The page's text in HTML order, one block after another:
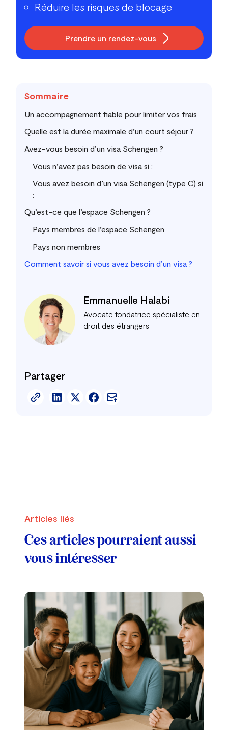
Sommaire
Un accompagnement fiable pour limiter vos frais
Quelle est la durée maximale d’un court séjour ?
Avez-vous besoin d’un visa Schengen ?
Vous n’avez pas besoin de visa si :
Vous avez besoin d’un visa Schengen (type C) si
:
Qu’est-ce que l’espace Schengen ?
Pays membres de l’espace Schengen
Pays non membres
Comment savoir si vous avez besoin d’un visa ?
Emmanuelle Halabi
Avocate fondatrice spécialiste en
droit des étrangers
Partager
Réduire les risques de blocage
Prendre un rendez-vous
Articles liés
Ces articles pourraient aussi
vous intéresser